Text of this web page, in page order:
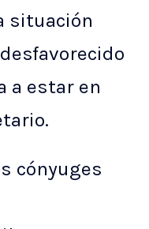
situación
a estar en
cónyuges